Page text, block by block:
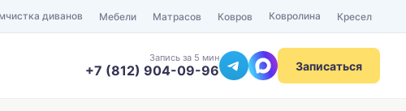
диванов Мебели Матрасов Ковров Ковролина Кресел
Запись за 5 мин
+7 (812) 904-09-96 Записаться